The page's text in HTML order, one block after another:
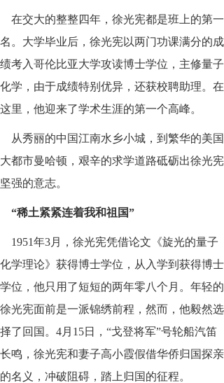
在交大的整整四年，徐光宪都是班上的第一
名。大学毕业后，徐光宪以两门功课满分的成
绩考入哥伦比亚大学攻读博士学位，主修量子
化学，由于成绩特别优异，还获校聘助理。在
这里，他迎来了学术生涯的第一个高峰。
从秀丽的中国江南水乡小城，到繁华的美国
大都市曼哈顿，艰辛的求学道路砥砺出徐光宪
坚强的意志。
“稀土紧紧连着我和祖国”
1951年3月，徐光宪凭借论文《旋光的量子
化学理论》获得博士学位，从入学到获得博士
学位，他只用了短短的两年零八个月。年轻的
徐光宪面前是一派锦绣前程，然而，他毅然选
择了回国。4月15日，“戈登将军”号轮船汽笛
长鸣，徐光宪和妻子高小霞假借华侨归国探亲
的名义，冲破阻碍，踏上归国的征程。